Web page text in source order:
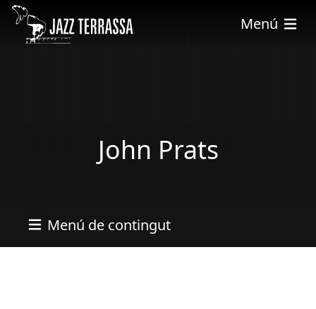
Vés al contingut
Menú
John Prats
Menú de contingut